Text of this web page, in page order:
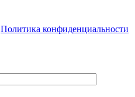
Политика конфиденциальности